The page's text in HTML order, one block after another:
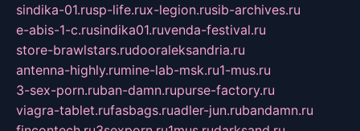
sindika-01.rusp-life.rux-legion.rusib-archives.ru
e-abis-1-c.rusindika01.ruvenda-festival.ru
store-brawlstars.rudooraleksandria.ru
antenna-highly.rumine-lab-msk.ru1-mus.ru
3-sex-porn.ruban-damn.rupurse-factory.ru
viagra-tablet.rufasbags.ruadler-jun.rubandamn.ru